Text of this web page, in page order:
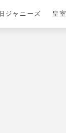
旧ジャニーズ 皇室